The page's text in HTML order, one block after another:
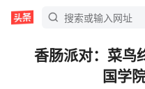
香肠派对：菜鸟
国学